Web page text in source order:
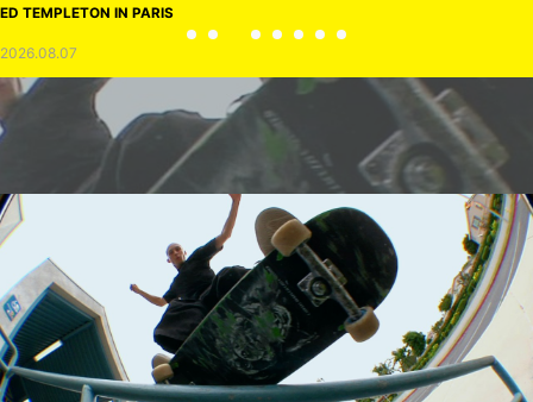
ED TEMPLETON IN PARIS
2026.08.07